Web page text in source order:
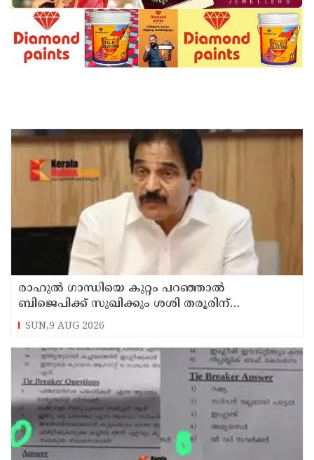
രാഹുല്‍ ഗാന്ധിയെ കുറ്റം പറഞ്ഞാല്‍
ബിജെപിക്ക് സുഖിക്കും ശശി തരൂരിന്
മറുപടിയുമായി കെ സി വേണുഗോപാല്‍
SUN,9 AUG 2026